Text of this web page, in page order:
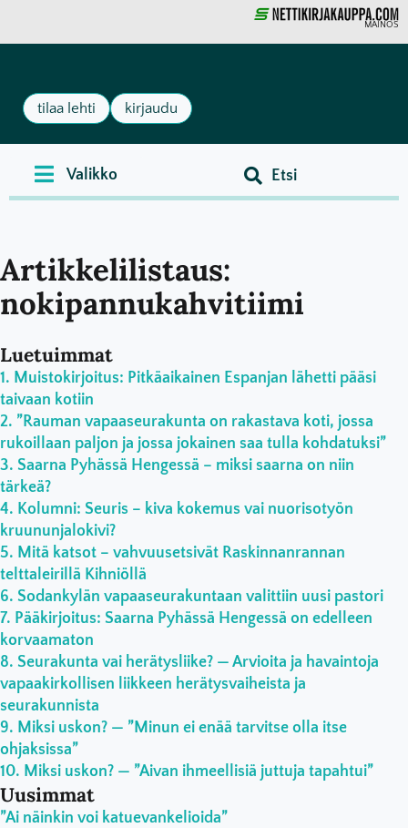
MAINOS
tilaa lehti kirjaudu
Artikkelilistaus:
nokipannukahvitiimi
Luetuimmat
Muistokirjoitus: Pitkäaikainen Espanjan lähetti pääsi
taivaan kotiin
”Rauman vapaaseurakunta on rakastava koti, jossa
rukoillaan paljon ja jossa jokainen saa tulla kohdatuksi”
Saarna Pyhässä Hengessä – miksi saarna on niin
tärkeä?
Kolumni: Seuris – kiva kokemus vai nuorisotyön
kruununjalokivi?
Mitä katsot – vahvuusetsivät Raskinnanrannan
telttaleirillä Kihniöllä
Sodankylän vapaaseurakuntaan valittiin uusi pastori
Pääkirjoitus: Saarna Pyhässä Hengessä on edelleen
korvaamaton
Seurakunta vai herätysliike? — Arvioita ja havaintoja
vapaakirkollisen liikkeen herätysvaiheista ja
seurakunnista
Miksi uskon? — ”Minun ei enää tarvitse olla itse
ohjaksissa”
Miksi uskon? — ”Aivan ihmeellisiä juttuja tapahtui”
Uusimmat
”Ai näinkin voi katuevankelioida”